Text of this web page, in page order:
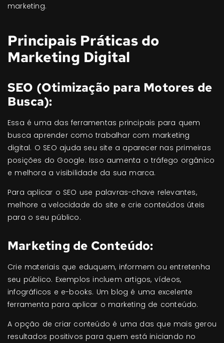
marketing.
Principais Práticas do
Marketing Digital
SEO (Otimização para Motores de
Busca):
Essa é uma das ferramentas principais para quem
busca aprender como trabalhar com marketing
digital. O SEO ajuda seu site a aparecer nas primeiras
posições do Google. Isso aumenta o tráfego orgânico
e melhora a visibilidade da sua marca.
Para aplicar o SEO use palavras-chave relevantes,
melhore a velocidade do site e crie conteúdos úteis
para o seu público.
Marketing de Conteúdo:
Crie materiais que eduquem, informem ou entretenha
seu público. Exemplos incluem artigos, vídeos,
infográficos e e-books. Um blog é uma excelente
ferramenta para aplicar o marketing de conteúdo.
A opção de criar conteúdo é uma das que mais gerou
resultados positivos para quem está iniciando no